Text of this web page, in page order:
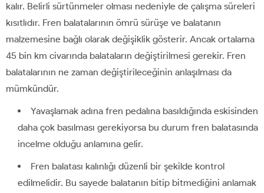
kalır. Belirli sürtünmeler olması nedeniyle de çalışma süreleri
kısıtlıdır. Fren balatalarının ömrü sürüşe ve balatanın
malzemesine bağlı olarak değişiklik gösterir. Ancak ortalama
45 bin km civarında balataların değiştirilmesi gerekir. Fren
balatalarının ne zaman değiştirileceğinin anlaşılması da
mümkündür.
Yavaşlamak adına fren pedalına basıldığında eskisinden
daha çok basılması gerekiyorsa bu durum fren balatasında
incelme olduğu anlamına gelir.
Fren balatası kalınlığı düzenli bir şekilde kontrol
edilmelidir. Bu sayede balatanın bitip bitmediğini anlamak